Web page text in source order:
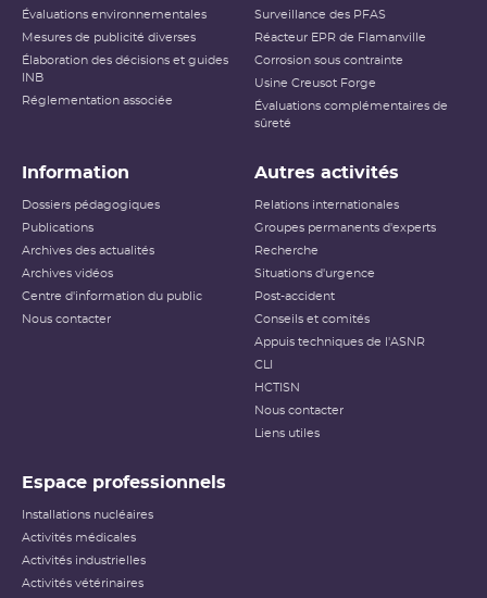
locales
Niveau 5
Accident grave
Niveau 7 Accident majeur
L’échelle INES (International Nuclear and Radiological
au public l’importance d’un événement vis-à-vis de la
sûreté ou de la
. Cette échelle est
applicable aux événements survenant sur les
événements ayant des conséquences, potentielles ou
réelles, sur la radioprotection du public et des travailleurs.
Elle ne s’applique pas aux événements ayant un impact
habituellement utilisés pour classer les événements
reçue notamment) n’étant pas applicables dans ce
Échelle INES pour le
classement des incidents et
Évaluations environnementales
Mesures de publicité diverses
Élaboration des décisions et guides
INB
Réglementation associée
Surveillance des PFAS
Réacteur EPR de Flamanville
Corrosion sous contrainte
Usine Creusot Forge
Évaluations complémentaires de
sûreté
Information
Dossiers pédagogiques
Publications
Archives des actualités
Archives vidéos
Centre d'information du public
Nous contacter
Autres activités
Relations internationales
Groupes permanents d'experts
Recherche
Situations d'urgence
Post-accident
Conseils et comités
Appuis techniques de l'ASNR
CLI
HCTISN
Nous contacter
Liens utiles
Espace professionnels
Installations nucléaires
Activités médicales
Activités industrielles
Activités vétérinaires